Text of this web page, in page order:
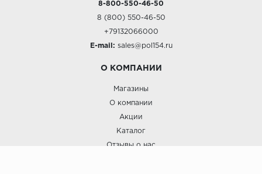
8-800-550-46-50
8 (800) 550-46-50
+79132066000
E-mail: sales@pol154.ru
О КОМПАНИИ
Магазины
О компании
Акции
Каталог
Отзывы о нас